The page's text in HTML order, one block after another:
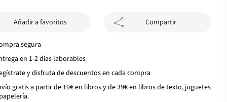
Añadir a favoritos Compartir
segura
en 1-2 días laborables
y disfruta de descuentos en cada compra
gratis a partir de 19€ en libros y de 39€ en libros de texto, juguetes